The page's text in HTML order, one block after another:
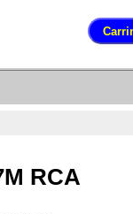
RCA